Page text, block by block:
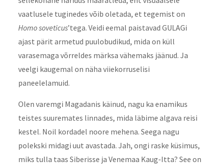
vaatlusele tuginedes võib oletada, et tegemist on
Homo soveticus’tega. Veidi eemal paistavad GULAGi
ajast pärit armetud puulobudikud, mida on küll
varasemaga võrreldes märksa vähemaks jäänud. Ja
veelgi kaugemal on näha viiekorruselisi
paneelelamuid.
Olen varemgi Magadanis käinud, nagu ka enamikus
teistes suuremates linnades, mida läbime algava reisi
kestel. Noil kordadel noore mehena. Seega nagu
polekski midagi uut avastada. Jah, ongi raske küsimus,
miks tulla taas Siberisse ja Venemaa Kaug-Itta? See on